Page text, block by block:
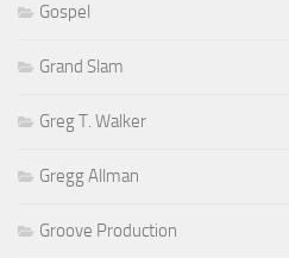
Gospel
Grand Slam
Greg T. Walker
Gregg Allman
Groove Production